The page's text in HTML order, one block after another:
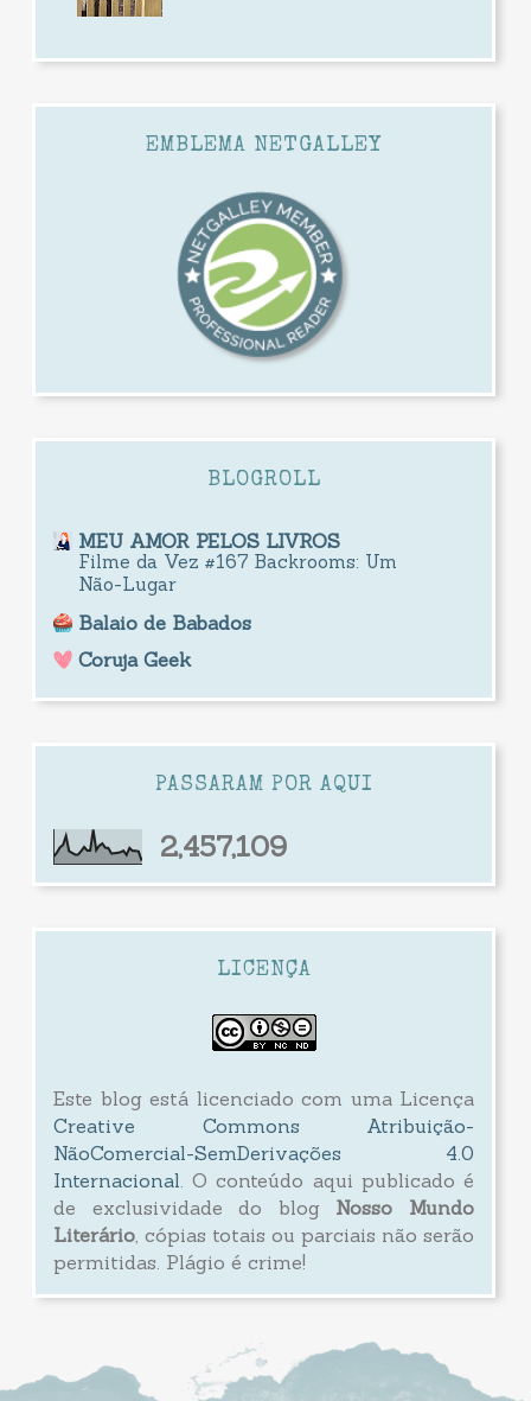
EMBLEMA NETGALLEY
BLOGROLL
MEU AMOR PELOS LIVROS
Filme da Vez #167 Backrooms: Um
Não-Lugar
Balaio de Babados
Coruja Geek
PASSARAM POR AQUI
2,457,109
LICENÇA
Este blog está licenciado com uma Licença
Creative Commons Atribuição-
NãoComercial-SemDerivações 4.0
Internacional. O conteúdo aqui publicado é
de exclusividade do blog Nosso Mundo
Literário, cópias totais ou parciais não serão
permitidas. Plágio é crime!